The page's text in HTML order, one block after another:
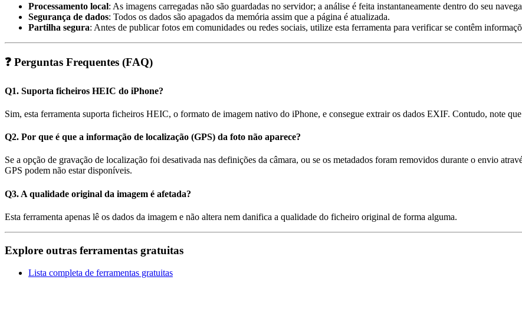
Processamento local: As imagens carregadas não são guardadas no servidor; a análise é feita instantaneamente dentro do seu
Segurança de dados: Todos os dados são apagados da memória assim que a página é atualizada.
Partilha segura: Antes de publicar fotos em comunidades ou redes sociais, utilize esta ferramenta para verificar se contêm
❓ Perguntas Frequentes (FAQ)
Q1. Suporta ficheiros HEIC do iPhone?
Sim, esta ferramenta suporta ficheiros HEIC, o formato de imagem nativo do iPhone, e consegue extrair os dados EXIF. Contudo, note
Q2. Por que é que a informação de localização (GPS) da foto não aparece?
Se a opção de gravação de localização foi desativada nas definições da câmara, ou se os metadados foram removidos durante o envio
GPS podem não estar disponíveis.
Q3. A qualidade original da imagem é afetada?
Esta ferramenta apenas lê os dados da imagem e não altera nem danifica a qualidade do ficheiro original de forma alguma.
Explore outras ferramentas gratuitas
Lista completa de ferramentas gratuitas